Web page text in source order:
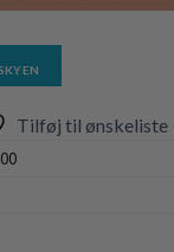
Tilføj til ønskeliste